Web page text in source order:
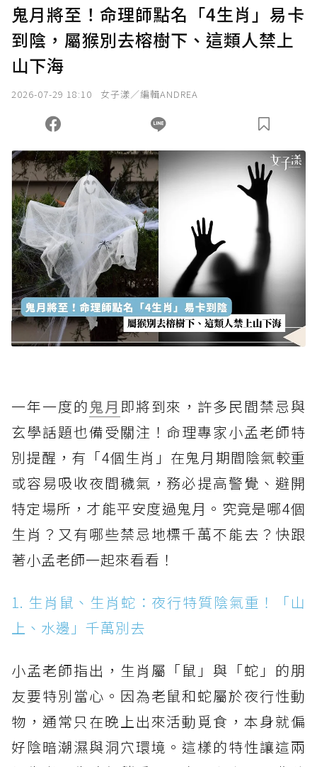
鬼月將至！命理師點名「4生肖」易卡
到陰，屬猴別去榕樹下、這類人禁上
山下海
2026-07-29 18:10 女子漾／編輯ANDREA
一年一度的鬼月 即將到來，許多民間禁忌與
玄學話題也備受關注！命理專家小孟老師特
別提醒，有「4個生肖」在鬼月期間陰氣較重
或容易吸收夜間穢氣，務必提高警覺、避開
特定場所，才能平安度過鬼月。究竟是哪4個
生肖？又有哪些禁忌地標千萬不能去？快跟
著小孟老師一起來看看！
1. 生肖鼠、生肖蛇：夜行特質陰氣重！「山
上、水邊」千萬別去
小孟老師指出，生肖屬「鼠」與「蛇」的朋
友要特別當心。因為老鼠和蛇屬於夜行性動
物，通常只在晚上出來活動覓食，本身就偏
好陰暗潮濕與洞穴環境。這樣的特性讓這兩